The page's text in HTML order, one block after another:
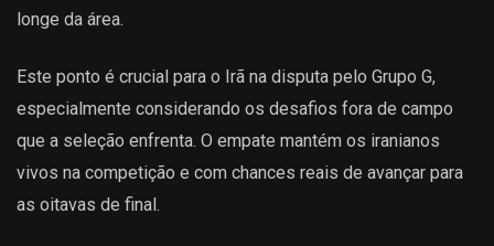
longe da área.
Este ponto é crucial para o Irã na disputa pelo Grupo G,
especialmente considerando os desafios fora de campo
que a seleção enfrenta. O empate mantém os iranianos
vivos na competição e com chances reais de avançar para
as oitavas de final.